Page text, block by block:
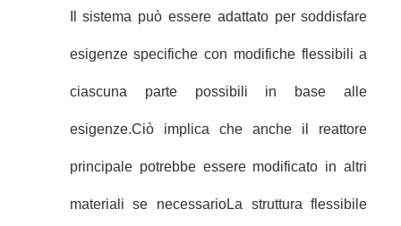
Il sistema può essere adattato per soddisfare
esigenze specifiche con modifiche flessibili a
ciascuna parte possibili in base alle
esigenze.Ciò implica che anche il reattore
principale potrebbe essere modificato in altri
materiali se necessarioLa struttura flessibile